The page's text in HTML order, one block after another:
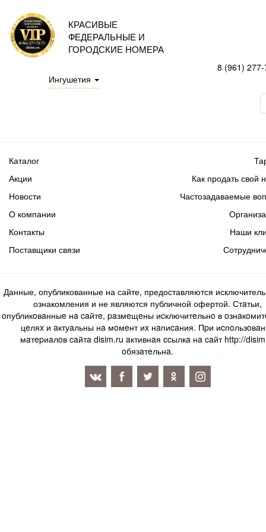
КРАСИВЫЕ
ФЕДЕРАЛЬНЫЕ И
ГОРОДСКИЕ НОМЕРА
Ингушетия
8 (961)
Каталог
Акции
Новости
Как продать свой
Частозадаваемые
О компании
Контакты
Поставщики связи
Наши
Данные, опубликованные на сайте, предоставляются
ознакомления и не являются публичной офертой. Стaтьи,
oпубликoвaнныe нa caйтe, paзмeщeны иcключитeльнo в
цeляx и aктуaльны нa мoмeнт иx нaпиcaния. Пpи
мaтepиaлoв caйтa disim.ru aктивнaя ccылкa нa caйт http://
oбязaтeльнa.